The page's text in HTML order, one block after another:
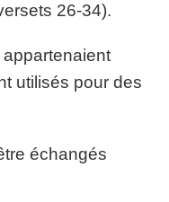
26-34).
utilisés pour des
échangés